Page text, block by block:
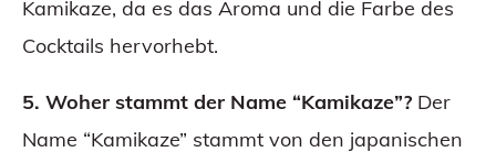
Kamikaze, da es das Aroma und die Farbe des
Cocktails hervorhebt.
5. Woher stammt der Name “Kamikaze”? Der
Name “Kamikaze” stammt von den japanischen